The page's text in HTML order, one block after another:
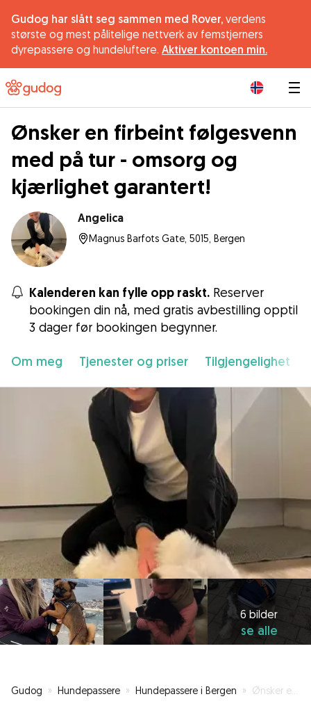
Gudog har slått seg sammen med Rover, verdens
største og mest pålitelige nettverk av femstjerners
dyrepassere og hundeluftere. Aktiver kontoen min.
Ønsker en firbeint følgesvenn
med på tur - omsorg og
kjærlighet garantert!
Angelica
Magnus Barfots Gate, 5015, Bergen
Kalenderen kan fylle opp raskt. Reserver
bookingen din nå, med gratis avbestilling opptil
3 dager før bookingen begynner.
Om meg Tjenester og priser Tilgjengelighet
6 bilder
se alle
Gudog » Hundepassere » Hundepassere i Bergen » Ønsker en firbeint følgesvenn med på tur - omsorg og kjærlighet garantert!